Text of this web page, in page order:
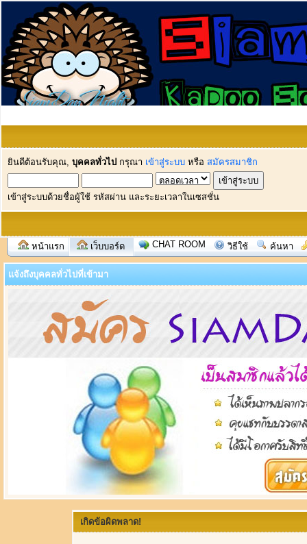
ยินดีต้อนรับคุณ, บุคคลทั่วไป กรุณา เข้าสู่ระบบ หรือ สมัครสมาชิก
เข้าสู่ระบบด้วยชื่อผู้ใช้ รหัสผ่าน และระยะเวลาในเซสชั่น
หน้าแรก เว็บบอร์ด CHAT ROOM วิธีใช้ ค้นหา
แจ้งถึงบุคคลทั่วไปที่เข้ามา
เกิดข้อผิดพลาด!